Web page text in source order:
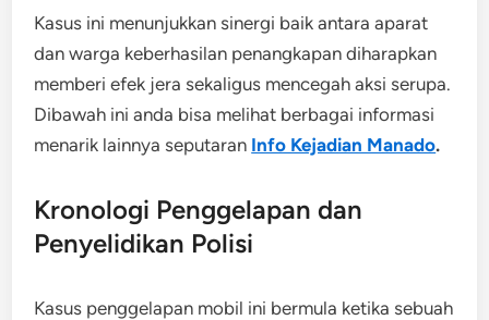
Kasus ini menunjukkan sinergi baik antara aparat
dan warga keberhasilan penangkapan diharapkan
memberi efek jera sekaligus mencegah aksi serupa.
Dibawah ini anda bisa melihat berbagai informasi
menarik lainnya seputaran Info Kejadian Manado.
Kronologi Penggelapan dan
Penyelidikan Polisi
Kasus penggelapan mobil ini bermula ketika sebuah